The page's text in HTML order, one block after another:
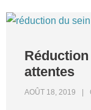
attentes
AOÛT 18, 2019